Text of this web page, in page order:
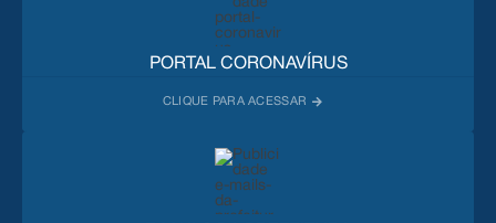
PORTAL CORONAVÍRUS